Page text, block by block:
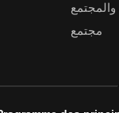
والمجتمع
مجتمع